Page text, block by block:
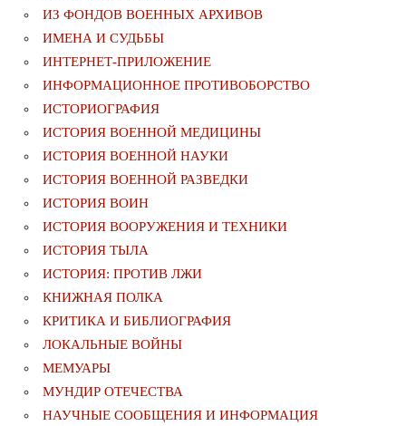
ИЗ ФОНДОВ ВОЕННЫХ АРХИВОВ
ИМЕНА И СУДЬБЫ
ИНТЕРНЕТ-ПРИЛОЖЕНИЕ
ИНФОРМАЦИОННОЕ ПРОТИВОБОРСТВО
ИСТОРИОГРАФИЯ
ИСТОРИЯ ВОЕННОЙ МЕДИЦИНЫ
ИСТОРИЯ ВОЕННОЙ НАУКИ
ИСТОРИЯ ВОЕННОЙ РАЗВЕДКИ
ИСТОРИЯ ВОИН
ИСТОРИЯ ВООРУЖЕНИЯ И ТЕХНИКИ
ИСТОРИЯ ТЫЛА
ИСТОРИЯ: ПРОТИВ ЛЖИ
КНИЖНАЯ ПОЛКА
КРИТИКА И БИБЛИОГРАФИЯ
ЛОКАЛЬНЫЕ ВОЙНЫ
МЕМУАРЫ
МУНДИР ОТЕЧЕСТВА
НАУЧНЫЕ СООБЩЕНИЯ И ИНФОРМАЦИЯ